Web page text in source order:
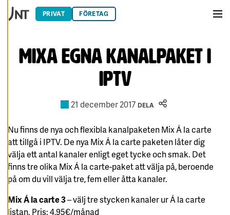
D
I
V
I
S
A
A
L
L
A
A
C
Hoppa till innehåll
PRIVAT FÖRETAG
Mixa egna kanalpaket i
IPTV
21 december 2017 DELA
Nu finns de nya och flexibla kanalpaketen Mix Á la carte
att tillgå i IPTV. De nya Mix Á la carte paketen låter dig
välja ett antal kanaler enligt eget tycke och smak. Det
finns tre olika Mix Á la carte-paket att välja på, beroende
på om du vill välja tre, fem eller åtta kanaler.
Mix Á la carte 3– välj tre stycken kanaler ur Á la carte
listan. Pris: 4,95€/månad